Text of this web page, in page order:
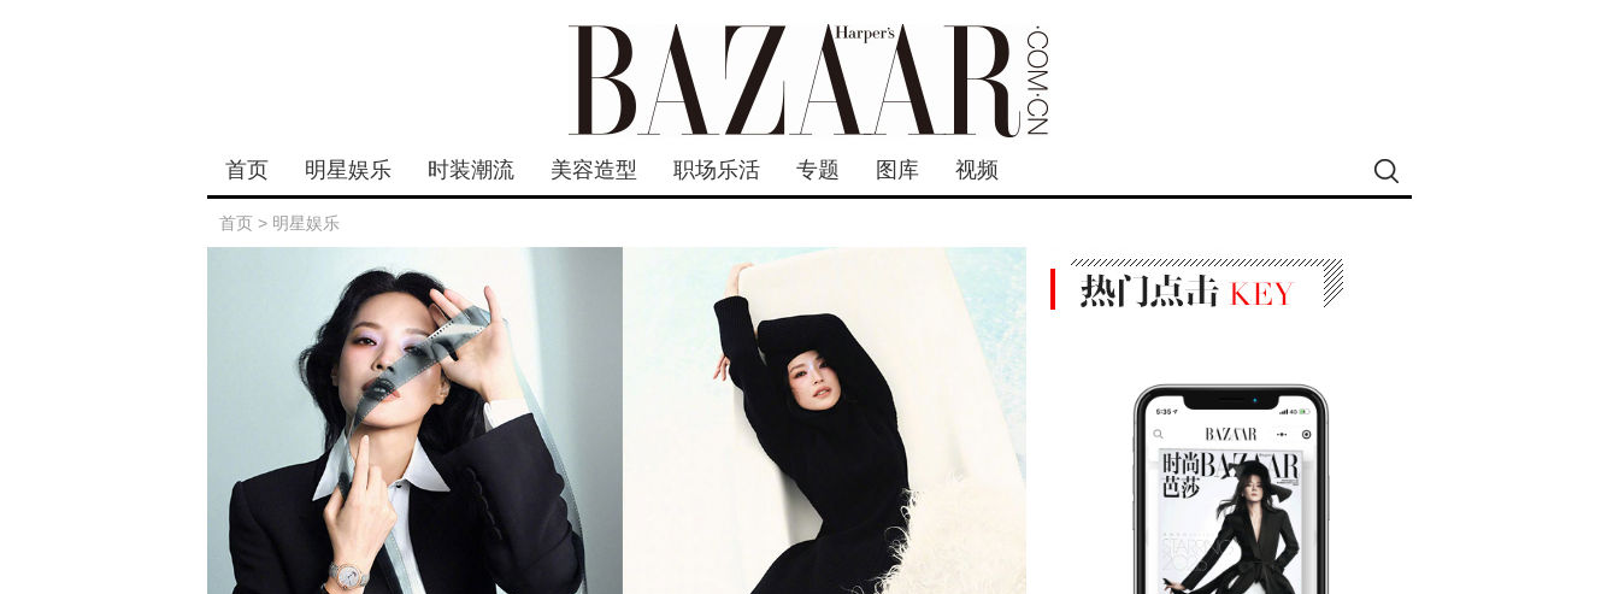
首页 明星娱乐 时装潮流 美容造型 职场乐活 专题 图库 视频
首页 > 明星娱乐